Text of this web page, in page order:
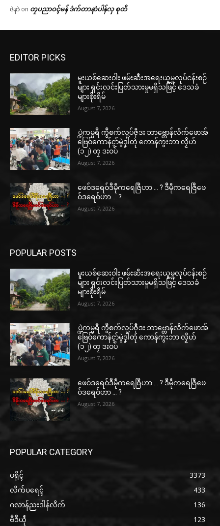
ဇဲနာဲ on တၠပညာဝၚ်မန် ဒံက်တာနာဲပါန်လှ စုတိ
EDITOR PICKS
မူးယစ်ဆေးဝါး ဖမ်းဆီးအရေးယူမှုလုပ်ငန်းစဉ်
များ ရှင်းလင်းပြတ်သားမှုမရှိသဖြင့် ဒေသခံ
များစိုးရိမ်
August 7, 2026
ပ္ဍဲကမ္မရဳ ကွဳစက်လုပ်ဇီုဒး ဘာဗ္တောန်လိက်ဖောအ်
ဗြေဝ်ကောန်ၚာ်မွဲဒၞါဲတုဲ ကောန်ကွးဘာ လၟိဟ်
(၁၂) တၠ ဒးဝပ်
August 7, 2026
ဖေဝ်ဒရေဝ်ဒဳမဵုကရေဇြဳဟာ … ? ဒဳမဵုကရေဇြဳဖေ
ဝ်ဒရေဝ်ဟာ … ?
August 7, 2026
POPULAR POSTS
မူးယစ်ဆေးဝါး ဖမ်းဆီးအရေးယူမှုလုပ်ငန်းစဉ်
များ ရှင်းလင်းပြတ်သားမှုမရှိသဖြင့် ဒေသခံ
များစိုးရိမ်
August 7, 2026
ပ္ဍဲကမ္မရဳ ကွဳစက်လုပ်ဇီုဒး ဘာဗ္တောန်လိက်ဖောအ်
ဗြေဝ်ကောန်ၚာ်မွဲဒၞါဲတုဲ ကောန်ကွးဘာ လၟိဟ်
(၁၂) တၠ ဒးဝပ်
August 7, 2026
ဖေဝ်ဒရေဝ်ဒဳမဵုကရေဇြဳဟာ … ? ဒဳမဵုကရေဇြဳဖေ
ဝ်ဒရေဝ်ဟာ … ?
August 7, 2026
POPULAR CATEGORY
ပရိုၚ်
3373
လိက်ပရေၚ်
433
ဂလာန်ညးဒါန်လိက်
136
ဗဳဒဳယဵု
123